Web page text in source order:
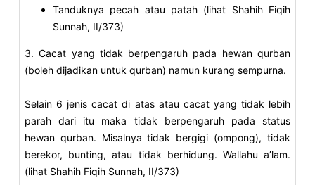
Tanduknya pecah atau patah (lihat Shahih Fiqih
Sunnah, II/373)
3. Cacat yang tidak berpengaruh pada hewan qurban
(boleh dijadikan untuk qurban) namun kurang sempurna.
Selain 6 jenis cacat di atas atau cacat yang tidak lebih
parah dari itu maka tidak berpengaruh pada status
hewan qurban. Misalnya tidak bergigi (ompong), tidak
berekor, bunting, atau tidak berhidung. Wallahu a’lam.
(lihat Shahih Fiqih Sunnah, II/373)